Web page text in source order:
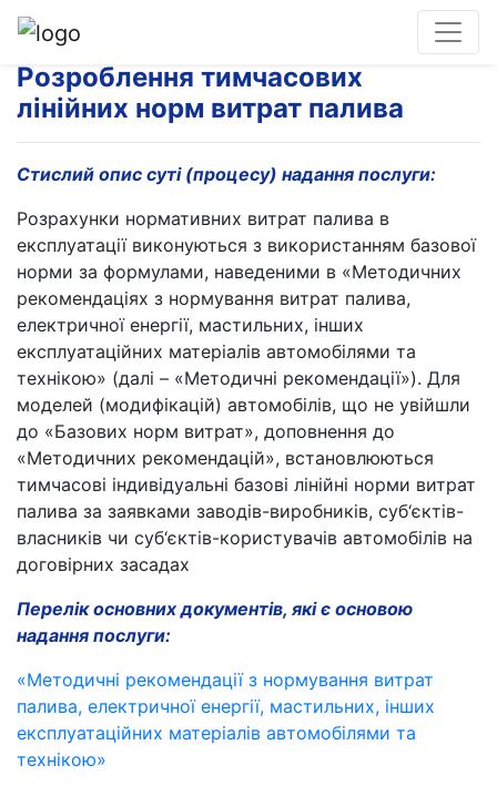
Розроблення тимчасових
лінійних норм витрат палива
Стислий опис суті (процесу) надання послуги:
Розрахунки нормативних витрат палива в
експлуатації виконуються з використанням базової
норми за формулами, наведеними в «Методичних
рекомендаціях з нормування витрат палива,
електричної енергії, мастильних, інших
експлуатаційних матеріалів автомобілями та
технікою» (далі – «Методичні рекомендації»). Для
моделей (модифікацій) автомобілів, що не увійшли
до «Базових норм витрат», доповнення до
«Методичних рекомендацій», встановлюються
тимчасові індивідуальні базові лінійні норми витрат
палива за заявками заводів-виробників, суб‘єктів-
власників чи суб‘єктів-користувачів автомобілів на
договірних засадах
Перелік основних документів, які є основою
надання послуги:
«Методичні рекомендації з нормування витрат
палива, електричної енергії, мастильних, інших
експлуатаційних матеріалів автомобілями та
технікою»